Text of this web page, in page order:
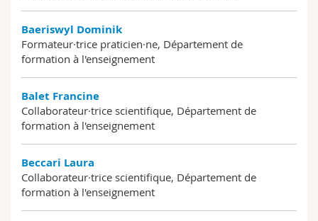
Baeriswyl Dominik
Formateur·trice praticien·ne, Département de
formation à l'enseignement
Balet Francine
Collaborateur·trice scientifique, Département de
formation à l'enseignement
Beccari Laura
Collaborateur·trice scientifique, Département de
formation à l'enseignement